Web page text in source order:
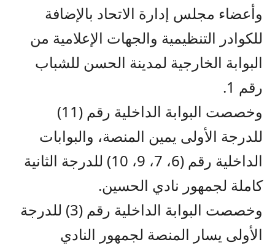
وأعضاء مجلس إدارة الاتحاد بالإضافة
للكوادر التنظيمية والجهات الإعلامية من
البوابة الخارجية لمدينة الحسن للشباب
رقم 1.
وخصصت البوابة الداخلية رقم (11)
للدرجة الأولى يمين المنصة، والبوابات
الداخلية رقم (6، 7، 9، 10) للدرجة الثانية
كاملة لجمهور نادي الحسين.
وخصصت البوابة الداخلية رقم (3) للدرجة
الأولى يسار المنصة لجمهور النادي